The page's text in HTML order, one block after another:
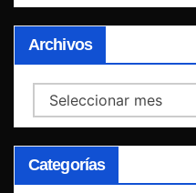
Archivos
Archivos
Categorías